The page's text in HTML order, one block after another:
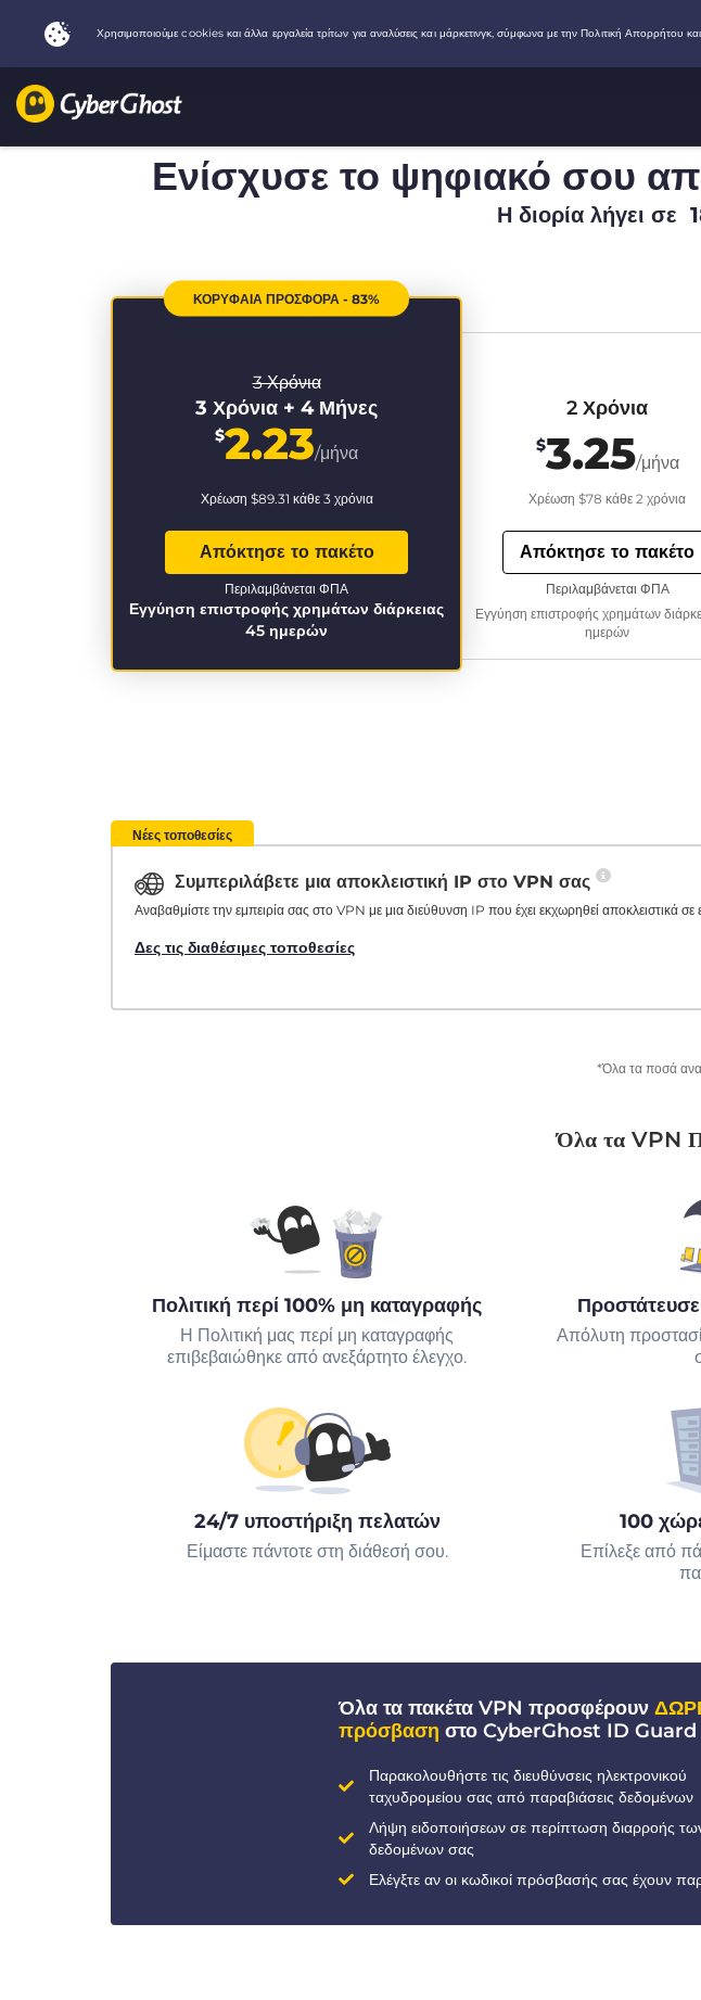
Ενίσχυσε το ψηφιακό σου
Η διορία λήγει σε
ΚΟΡΥΦΑΙΑ ΠΡΟΣΦΟΡΑ - 83%
3 Χρόνια
3 Χρόνια + 4 Μήνες
$2.23/μήνα
Χρέωση $89.31 κάθε 3 χρόνια
Απόκτησε το πακέτο
Εγγύηση επιστροφής χρημάτων διάρκειας
45 ημερών
Περιλαμβάνεται ΦΠΑ
2 Χρόνια
$3.25/μήνα
Χρέωση$78 κάθε 2 χρόνια
Απόκτησε το πακέτο
Εγγύηση επιστροφής χρημάτων
ημερών
Περιλαμβάνεται ΦΠΑ
Νέες τοποθεσίες
Συμπεριλάβετε μια αποκλειστική IP στο VPN σας
Αναβαθμίστε την εμπειρία σας στο VPN με μια διεύθυνση IP που έχει εκχωρηθεί αποκλειστικά σε
Δες τις διαθέσιμες τοποθεσίες
*Όλα τα ποσά
Όλα τα VPN
Πολιτική περί 100% μη καταγραφής
Η Πολιτική μας περί μη καταγραφής
επιβεβαιώθηκε από ανεξάρτητο έλεγχο.
Απόλυτη
24/7 υποστήριξη πελατών
Είμαστε πάντοτε στη διάθεσή σου.
100
Επίλεξε από
Όλα τα πακέτα VPN προσφέρουν
πρόσβαση στο CyberGhost ID Guard
Παρακολουθήστε τις διευθύνσεις ηλεκτρονικού
ταχυδρομείου σας από παραβιάσεις δεδομένων
Λήψη ειδοποιήσεων σε περίπτωση διαρροής
δεδομένων σας
Ελέγξτε αν οι κωδικοί πρόσβασής σας έχουν